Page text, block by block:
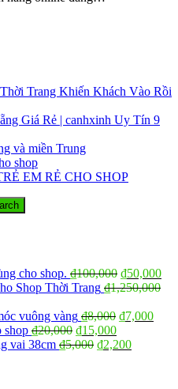
Trang Khiến Khách Vào Rồi
Giá Rẻ | canhxinh Uy Tín 9
và miền Trung
shop
EM RẺ CHO SHOP
cho shop. ₫100,000 ₫50,000
Shop Thời Trang ₫1,250,000
vuông vàng ₫8,000 ₫7,000
shop ₫20,000 ₫15,000
vai 38cm ₫5,000 ₫2,200